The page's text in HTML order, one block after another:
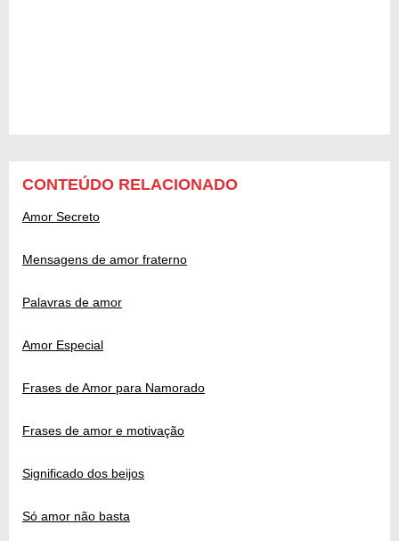
CONTEÚDO RELACIONADO
Amor Secreto
Mensagens de amor fraterno
Palavras de amor
Amor Especial
Frases de Amor para Namorado
Frases de amor e motivação
Significado dos beijos
Só amor não basta